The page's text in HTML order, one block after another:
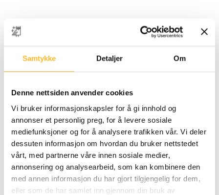
Samtykke Detaljer Om
Denne nettsiden anvender cookies
Vi bruker informasjonskapsler for å gi innhold og
annonser et personlig preg, for å levere sosiale
mediefunksjoner og for å analysere trafikken vår. Vi deler
dessuten informasjon om hvordan du bruker nettstedet
vårt, med partnerne våre innen sosiale medier,
annonsering og analysearbeid, som kan kombinere den
med annen informasjon du har gjort tilgjengelig for dem,
eller som de har samlet inn gjennom din bruk av
DAGBLADET 4. MAR 2020
Derfor er seniorene best på jobben
"Seniorer er minst slitne," slår Dagbladet fast.
Avisen intervjuer forskere på OsloMet, Bjørn